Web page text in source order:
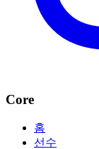
Core
홈
선수